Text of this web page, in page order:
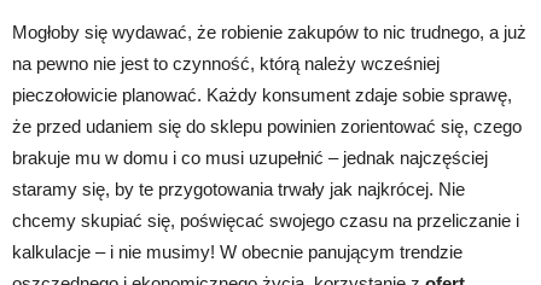
Mogłoby się wydawać, że robienie zakupów to nic trudnego, a już
na pewno nie jest to czynność, którą należy wcześniej
pieczołowicie planować. Każdy konsument zdaje sobie sprawę,
że przed udaniem się do sklepu powinien zorientować się, czego
brakuje mu w domu i co musi uzupełnić – jednak najczęściej
staramy się, by te przygotowania trwały jak najkrócej. Nie
chcemy skupiać się, poświęcać swojego czasu na przeliczanie i
kalkulacje – i nie musimy! W obecnie panującym trendzie